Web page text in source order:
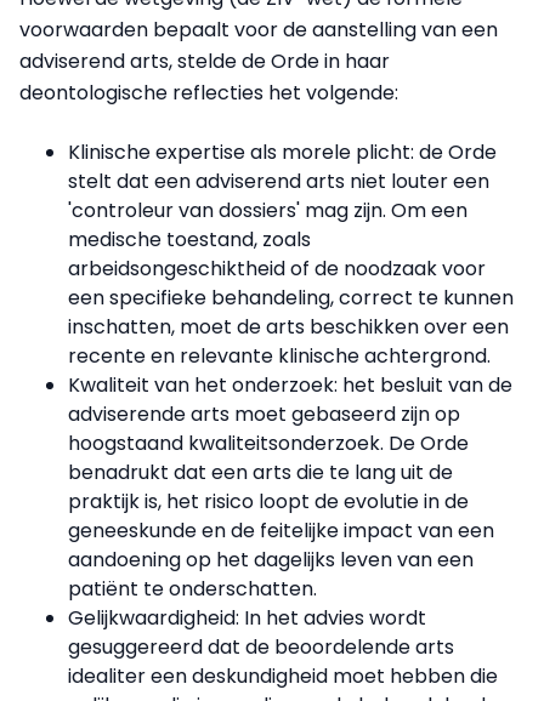
voorwaarden bepaalt voor de aanstelling van een
adviserend arts, stelde de Orde in haar
deontologische reflecties het volgende:
Klinische expertise als morele plicht: de Orde
stelt dat een adviserend arts niet louter een
'controleur van dossiers' mag zijn. Om een
medische toestand, zoals
arbeidsongeschiktheid of de noodzaak voor
een specifieke behandeling, correct te kunnen
inschatten, moet de arts beschikken over een
recente en relevante klinische achtergrond.
Kwaliteit van het onderzoek: het besluit van de
adviserende arts moet gebaseerd zijn op
hoogstaand kwaliteitsonderzoek. De Orde
benadrukt dat een arts die te lang uit de
praktijk is, het risico loopt de evolutie in de
geneeskunde en de feitelijke impact van een
aandoening op het dagelijks leven van een
patiënt te onderschatten.
Gelijkwaardigheid: In het advies wordt
gesuggereerd dat de beoordelende arts
idealiter een deskundigheid moet hebben die